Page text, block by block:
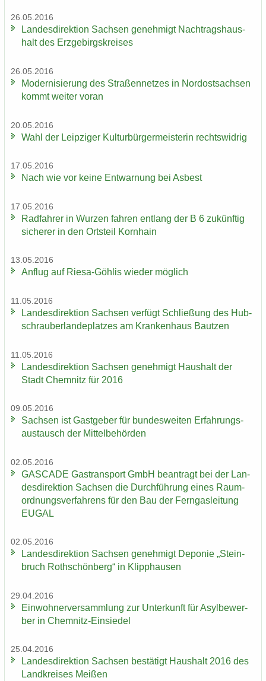
26.05.2016
Lan­des­di­rek­ti­on Sach­sen ge­neh­migt Nach­trags­haus­
halt des Erz­ge­birgs­krei­ses
26.05.2016
Mo­der­ni­sie­rung des Stra­ßen­net­zes in Nord­ost­sach­sen
kommt wei­ter voran
20.05.2016
Wahl der Leip­zi­ger Kul­tur­bür­ger­meis­te­rin rechts­wid­rig
17.05.2016
Nach wie vor keine Ent­war­nung bei Asbest
17.05.2016
Rad­fah­rer in Wur­zen fah­ren ent­lang der B 6 zu­künf­tig
si­che­rer in den Orts­teil Korn­hain
13.05.2016
An­flug auf Riesa-​Göhlis wie­der mög­lich
11.05.2016
Lan­des­di­rek­ti­on Sach­sen ver­fügt Schlie­ßung des Hub­
schrau­ber­lan­de­plat­zes am Kran­ken­haus Baut­zen
11.05.2016
Lan­des­di­rek­ti­on Sach­sen ge­neh­migt Haus­halt der
Stadt Chem­nitz für 2016
09.05.2016
Sach­sen ist Gast­ge­ber für bun­des­wei­ten Er­fah­rungs­
aus­tausch der Mit­tel­be­hör­den
02.05.2016
GAS­CA­DE Gas­trans­port GmbH be­an­tragt bei der Lan­
des­di­rek­ti­on Sach­sen die Durch­füh­rung eines Raum­
ord­nungs­ver­fah­rens für den Bau der Fern­gas­lei­tung
EUGAL
02.05.2016
Lan­des­di­rek­ti­on Sach­sen ge­neh­migt De­po­nie „Stein­
bruch Roth­schön­berg“ in Klipp­hau­sen
29.04.2016
Ein­woh­ner­ver­samm­lung zur Un­ter­kunft für Asyl­be­wer­
ber in Chemnitz-​Einsiedel
25.04.2016
Lan­des­di­rek­ti­on Sach­sen be­stä­tigt Haus­halt 2016 des
Land­krei­ses Mei­ßen